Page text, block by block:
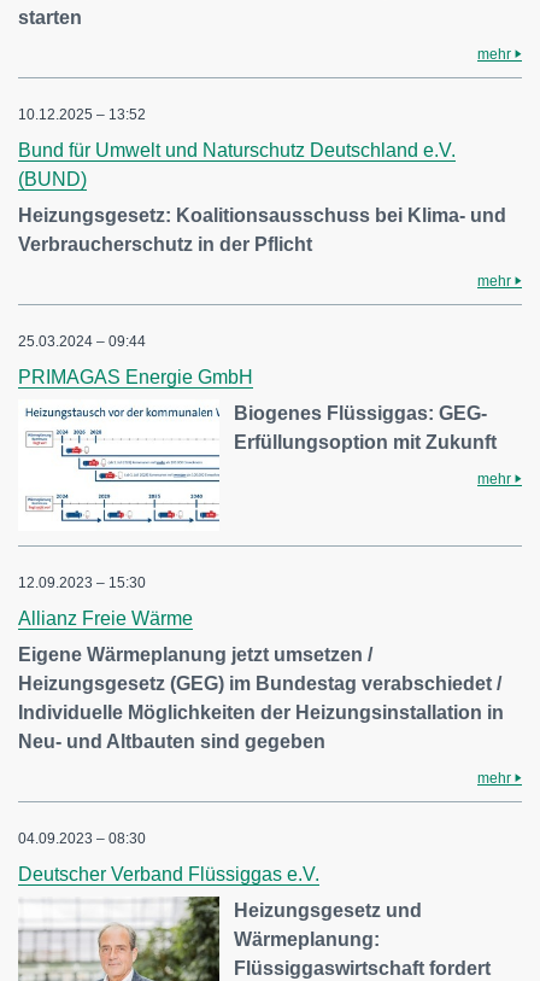
starten
mehr
10.12.2025 – 13:52
Bund für Umwelt und Naturschutz Deutschland e.V.
(BUND)
Heizungsgesetz: Koalitionsausschuss bei Klima- und
Verbraucherschutz in der Pflicht
mehr
25.03.2024 – 09:44
PRIMAGAS Energie GmbH
Biogenes Flüssiggas: GEG-
Erfüllungsoption mit Zukunft
mehr
12.09.2023 – 15:30
Allianz Freie Wärme
Eigene Wärmeplanung jetzt umsetzen /
Heizungsgesetz (GEG) im Bundestag verabschiedet /
Individuelle Möglichkeiten der Heizungsinstallation in
Neu- und Altbauten sind gegeben
mehr
04.09.2023 – 08:30
Deutscher Verband Flüssiggas e.V.
Heizungsgesetz und
Wärmeplanung:
Flüssiggaswirtschaft fordert